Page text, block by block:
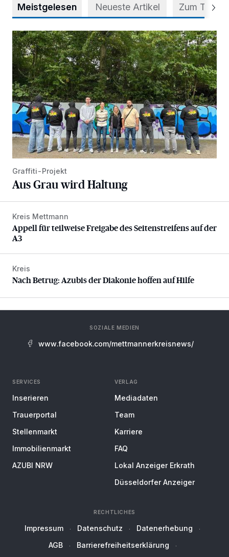
Meistgelesen Neueste Artikel Zum Thema
Aus Grau wird Haltung
Graffiti-Projekt
Aus Grau wird Haltung
Appell für teilweise Freigabe des Seitenstreifens auf der A3
Kreis Mettmann
Appell für teilweise Freigabe des Seitenstreifens auf der
A3
Nach Betrug: Azubis der Diakonie hoffen auf Hilfe
Kreis
Nach Betrug: Azubis der Diakonie hoffen auf Hilfe
SOZIALE MEDIEN
www.facebook.com/mettmannerkreisnews/
SERVICES
Inserieren
Trauerportal
Stellenmarkt
Immobilienmarkt
AZUBI NRW
VERLAG
Mediadaten
Team
Karriere
FAQ
Lokal Anzeiger Erkrath
Düsseldorfer Anzeiger
RECHTLICHES
Impressum Datenschutz
Datenerhebung
AGB
Barrierefreiheitserklärung